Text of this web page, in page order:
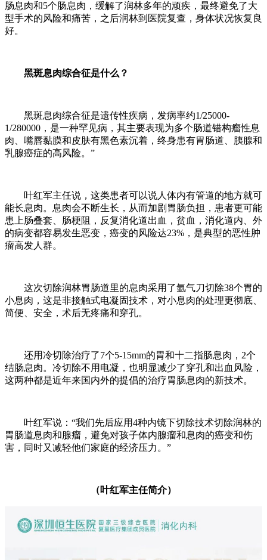
肠息肉和5个肠息肉，缓解了润林多年的顽疾，最终避免了大
型手术的风险和痛苦，之后润林到医院复查，身体状况恢复良
好。
黑斑息肉综合征是什么？
黑斑息肉综合征是遗传性疾病，发病率约1/25000-
1/280000，是一种罕见病，其主要表现为多个肠道错构瘤性息
肉、嘴唇黏膜和皮肤有黑色素沉着，终身患有胃肠道、胰腺和
乳腺癌症的高风险。”
叶红军主任说，这类患者可以说人体内有管道的地方就可
能长息肉。息肉会不断生长，从而加剧胃肠负担，患者更可能
患上肠叠套、肠梗阻，反复消化道出血，贫血，消化道内、外
的病变都容易发生恶变，癌变的风险达23%，是典型的恶性肿
瘤高发人群。
这次切除润林胃肠道里的息肉采用了氩气刀切除38个胃的
小息肉，这是非接触式电凝固技术，对小息肉的处理更彻底、
简便、安全，术后无疼痛和穿孔。
还用冷切除治疗了7个5-15mm的胃和十二指肠息肉，2个
结肠息肉。冷切除不用电凝，也明显减少了穿孔和出血风险，
这两种都是近年来国内外的提倡的治疗胃肠息肉的新技术。
叶红军说：“我们先后应用4种内镜下切除技术切除润林的
胃肠道息肉和腺瘤，避免对孩子体内腺瘤和息肉的癌变和伤
害，同时又减轻他们家庭的经济压力。”
（叶红军主任简介）